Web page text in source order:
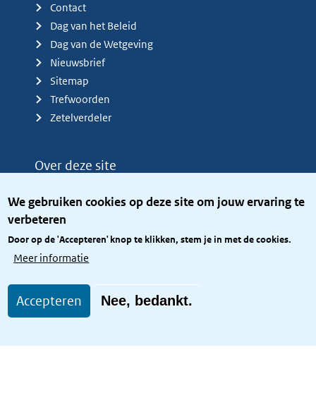
We gebruiken cookies op deze site om jouw ervaring te
verbeteren
Door op de 'Accepteren' knop te klikken, stem je in met de cookies.
Meer informatie
Accepteren Nee, bedankt.
Contact
Dag van het Beleid
Dag van de Wetgeving
Nieuwsbrief
Sitemap
Trefwoorden
Zetelverdeler
Over deze site
Privacy
Toegang site openbaar
Toegankelijkheid